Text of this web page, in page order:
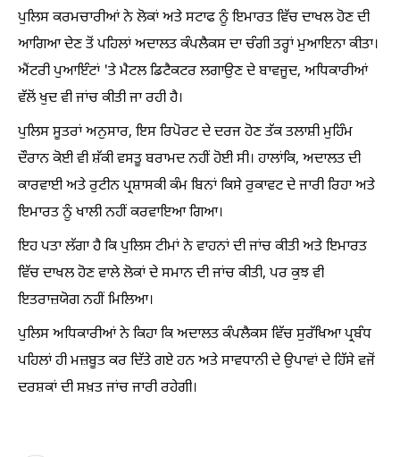
ਪੁਲਿਸ ਕਰਮਚਾਰੀਆਂ ਨੇ ਲੋਕਾਂ ਅਤੇ ਸਟਾਫ ਨੂੰ ਇਮਾਰਤ ਵਿੱਚ ਦਾਖਲ ਹੋਣ ਦੀ
ਆਗਿਆ ਦੇਣ ਤੋਂ ਪਹਿਲਾਂ ਅਦਾਲਤ ਕੰਪਲੈਕਸ ਦਾ ਚੰਗੀ ਤਰ੍ਹਾਂ ਮੁਆਇਨਾ ਕੀਤਾ।
ਐਂਟਰੀ ਪੁਆਇੰਟਾਂ 'ਤੇ ਮੈਟਲ ਡਿਟੈਕਟਰ ਲਗਾਉਣ ਦੇ ਬਾਵਜੂਦ, ਅਧਿਕਾਰੀਆਂ
ਵੱਲੋਂ ਖੁਦ ਵੀ ਜਾਂਚ ਕੀਤੀ ਜਾ ਰਹੀ ਹੈ।
ਪੁਲਿਸ ਸੂਤਰਾਂ ਅਨੁਸਾਰ, ਇਸ ਰਿਪੋਰਟ ਦੇ ਦਰਜ ਹੋਣ ਤੱਕ ਤਲਾਸ਼ੀ ਮੁਹਿੰਮ
ਦੌਰਾਨ ਕੋਈ ਵੀ ਸ਼ੱਕੀ ਵਸਤੂ ਬਰਾਮਦ ਨਹੀਂ ਹੋਈ ਸੀ। ਹਾਲਾਂਕਿ, ਅਦਾਲਤ ਦੀ
ਕਾਰਵਾਈ ਅਤੇ ਰੁਟੀਨ ਪ੍ਰਸ਼ਾਸਕੀ ਕੰਮ ਬਿਨਾਂ ਕਿਸੇ ਰੁਕਾਵਟ ਦੇ ਜਾਰੀ ਰਿਹਾ ਅਤੇ
ਇਮਾਰਤ ਨੂੰ ਖਾਲੀ ਨਹੀਂ ਕਰਵਾਇਆ ਗਿਆ।
ਇਹ ਪਤਾ ਲੱਗਾ ਹੈ ਕਿ ਪੁਲਿਸ ਟੀਮਾਂ ਨੇ ਵਾਹਨਾਂ ਦੀ ਜਾਂਚ ਕੀਤੀ ਅਤੇ ਇਮਾਰਤ
ਵਿੱਚ ਦਾਖਲ ਹੋਣ ਵਾਲੇ ਲੋਕਾਂ ਦੇ ਸਮਾਨ ਦੀ ਜਾਂਚ ਕੀਤੀ, ਪਰ ਕੁਝ ਵੀ
ਇਤਰਾਜ਼ਯੋਗ ਨਹੀਂ ਮਿਲਿਆ।
ਪੁਲਿਸ ਅਧਿਕਾਰੀਆਂ ਨੇ ਕਿਹਾ ਕਿ ਅਦਾਲਤ ਕੰਪਲੈਕਸ ਵਿੱਚ ਸੁਰੱਖਿਆ ਪ੍ਰਬੰਧ
ਪਹਿਲਾਂ ਹੀ ਮਜ਼ਬੂਤ ​​ਕਰ ਦਿੱਤੇ ਗਏ ਹਨ ਅਤੇ ਸਾਵਧਾਨੀ ਦੇ ਉਪਾਵਾਂ ਦੇ ਹਿੱਸੇ ਵਜੋਂ
ਦਰਸ਼ਕਾਂ ਦੀ ਸਖ਼ਤ ਜਾਂਚ ਜਾਰੀ ਰਹੇਗੀ।